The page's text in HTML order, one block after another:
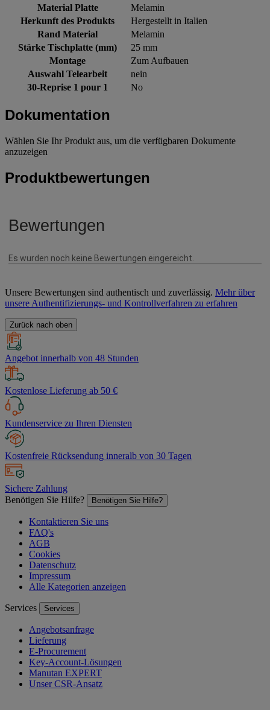
Material Platte
Melamin
Herkunft des Produkts
Hergestellt in Italien
Rand Material
Melamin
Stärke Tischplatte (mm)
25 mm
Montage
Zum Aufbauen
Auswahl Telearbeit
nein
30-Reprise 1 pour 1
No
Dokumentation
Wählen Sie Ihr Produkt aus, um die verfügbaren Dokumente
anzuzeigen
Produktbewertungen
Unsere Bewertungen sind authentisch und zuverlässig. Mehr über
unsere Authentifizierungs- und Kontrollverfahren zu erfahren
Zurück nach oben
Angebot innerhalb von 48 Stunden
Kostenlose Lieferung ab 50 €
Kundenservice zu Ihren Diensten
Kostenfreie Rücksendung inneralb von 30 Tagen
Sichere Zahlung
Benötigen Sie Hilfe?
Benötigen Sie Hilfe?
Kontaktieren Sie uns
FAQ's
AGB
Cookies
Datenschutz
Impressum
Alle Kategorien anzeigen
Services Services
Angebotsanfrage
Lieferung
E-Procurement
Key-Account-Lösungen
Manutan EXPERT
Unser CSR-Ansatz